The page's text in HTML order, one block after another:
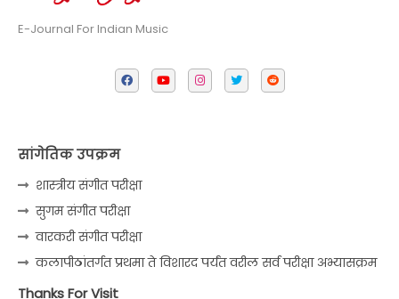
E-Journal For Indian Music
सांगेतिक उपक्रम
शास्त्रीय संगीत परीक्षा
सुगम संगीत परीक्षा
वारकरी संगीत परीक्षा
कलापीठांतर्गत प्रथमा ते विशारद पर्यंत वरील सर्व परीक्षा अभ्यासक्रम
Thanks For Visit